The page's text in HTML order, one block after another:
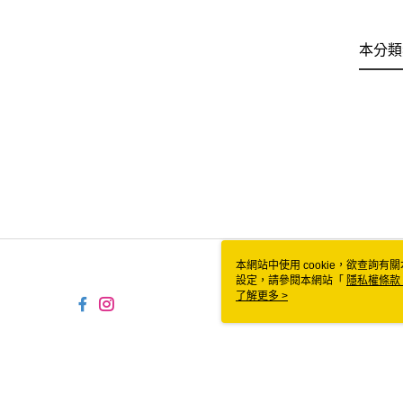
本分
本網站中使用 cookie，欲查詢有
設定，請參閱本網站「 隱私權條款
使用 cookie。
了解更多 >